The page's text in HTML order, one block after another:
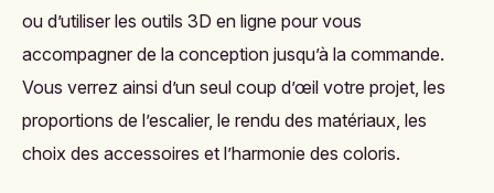
ou d’utiliser les outils 3D en ligne pour vous
accompagner de la conception jusqu’à la commande.
Vous verrez ainsi d’un seul coup d’œil votre projet, les
proportions de l’escalier, le rendu des matériaux, les
choix des accessoires et l’harmonie des coloris.